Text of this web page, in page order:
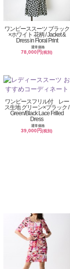
ワンピーススーツ ブラック
×ホワイト 花柄 / Jacket &
Dress in Floral Print
通常価格
78,000円(税別)
ワンピースフリル付 レー
ス生地 グリーン×ブラック /
Green/Black Lace Frilled
Dress
通常価格
39,000円(税別)